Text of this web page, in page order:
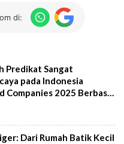
di:
Predikat Sangat
pada Indonesia
Companies 2025 Berbasis
Dari Rumah Batik Kecil